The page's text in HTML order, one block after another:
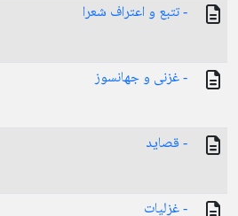
- تتبع و اعتراف شعرا
- غزنی و جهانسوز
- قصاید
- غزلیات